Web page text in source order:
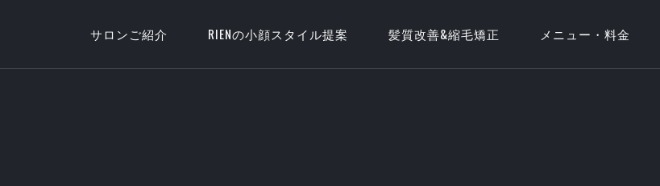
サロンご紹介 RIENの小顔スタイル提案 髪質改善&縮毛矯正 メニュー・料金